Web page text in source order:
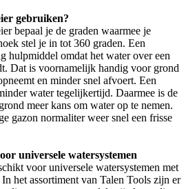
gebruiken?
bepaal je de graden waarmee je
stel je in tot 360 graden. Een
hulpmiddel omdat het water over een
Dat is voornamelijk handig voor grond
en minder snel afvoert. Een
water tegelijkertijd. Daarmee is de
meer kans om water op te nemen.
gazon normaliter weer snel een frisse
universele watersystemen
voor universele watersystemen met
het assortiment van Talen Tools zijn er